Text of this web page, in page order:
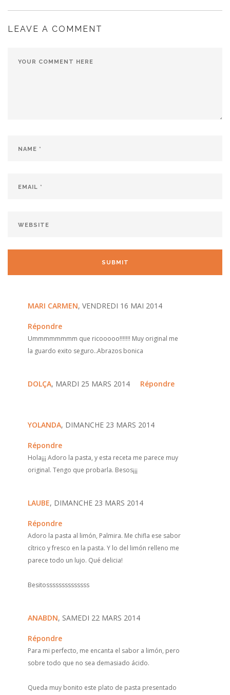
LEAVE A COMMENT
MARI CARMEN, VENDREDI 16 MAI 2014
Répondre
Ummmmmmmm que ricooooo!!!!!!! Muy original me
la guardo exito seguro..Abrazos bonica
DOLÇA, MARDI 25 MARS 2014 Répondre
YOLANDA, DIMANCHE 23 MARS 2014
Répondre
Hola¡¡¡ Adoro la pasta, y esta receta me parece muy
original. Tengo que probarla. Besos¡¡¡
LAUBE, DIMANCHE 23 MARS 2014
Répondre
Adoro la pasta al limón, Palmira. Me chifla ese sabor
cítrico y fresco en la pasta. Y lo del limón relleno me
parece todo un lujo. Qué delicia!
Besitossssssssssssss
ANABDN, SAMEDI 22 MARS 2014
Répondre
Para mi perfecto, me encanta el sabor a limón, pero
sobre todo que no sea demasiado ácido.
Queda muy bonito este plato de pasta presentado